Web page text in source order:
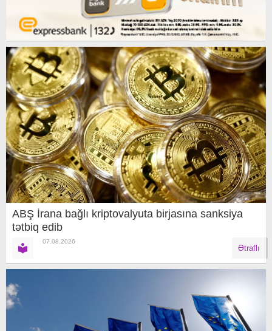
ABŞ İrana bağlı kriptovalyuta birjasına sanksiya
tətbiq edib
07.08.2026
Ətraflı